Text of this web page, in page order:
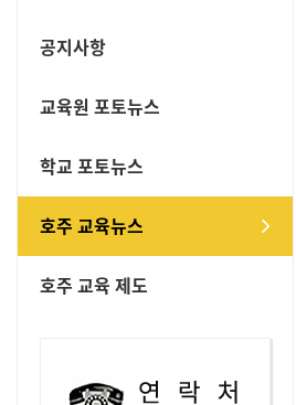
공지사항
교육원 포토뉴스
학교 포토뉴스
호주 교육뉴스
호주 교육 제도